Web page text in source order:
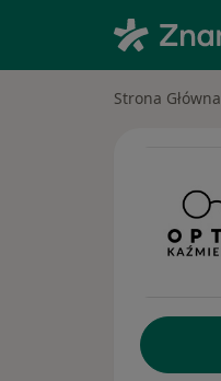
Strona Główna